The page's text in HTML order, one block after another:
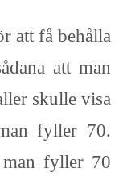
att få behålla
att man
skulle visa
fyller 70.
fyller 70